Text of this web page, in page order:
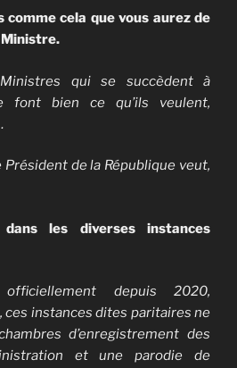
comme cela que vous aurez de
Ministre.
qui se succèdent à
font bien ce qu’ils veulent,
de la République veut,
les diverses instances
officiellement depuis2020,
instances dites paritaires ne
d’enregistrement des
et une parodie de